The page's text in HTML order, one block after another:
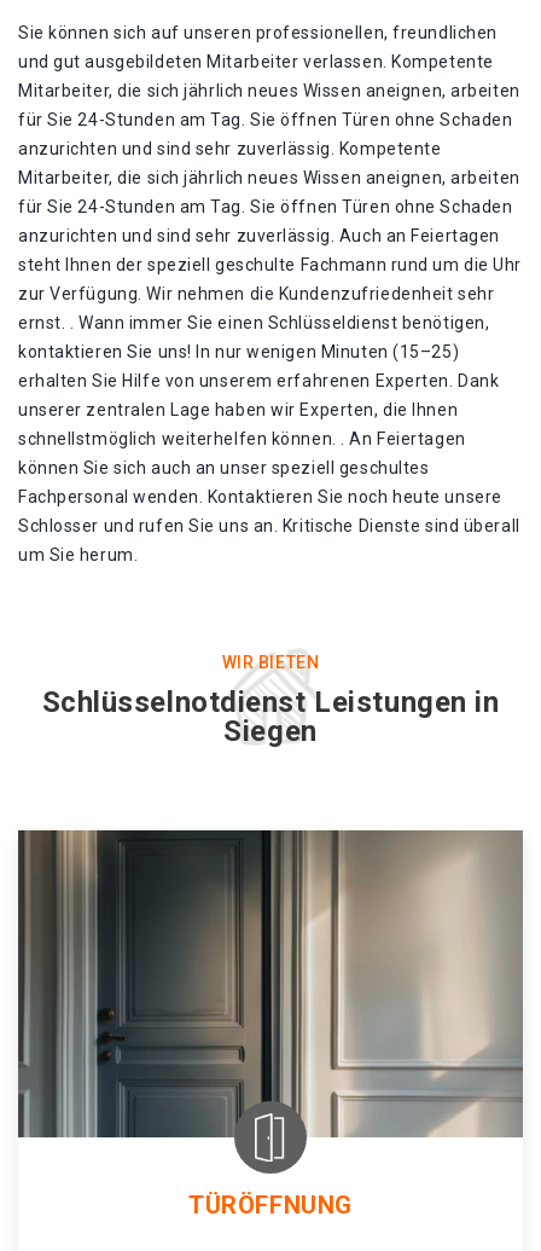
Sie können sich auf unseren professionellen, freundlichen
und gut ausgebildeten Mitarbeiter verlassen. Kompetente
Mitarbeiter, die sich jährlich neues Wissen aneignen, arbeiten
für Sie 24-Stunden am Tag. Sie öffnen Türen ohne Schaden
anzurichten und sind sehr zuverlässig. Kompetente
Mitarbeiter, die sich jährlich neues Wissen aneignen, arbeiten
für Sie 24-Stunden am Tag. Sie öffnen Türen ohne Schaden
anzurichten und sind sehr zuverlässig. Auch an Feiertagen
steht Ihnen der speziell geschulte Fachmann rund um die Uhr
zur Verfügung. Wir nehmen die Kundenzufriedenheit sehr
ernst. . Wann immer Sie einen Schlüsseldienst benötigen,
kontaktieren Sie uns! In nur wenigen Minuten (15–25)
erhalten Sie Hilfe von unserem erfahrenen Experten. Dank
unserer zentralen Lage haben wir Experten, die Ihnen
schnellstmöglich weiterhelfen können. . An Feiertagen
können Sie sich auch an unser speziell geschultes
Fachpersonal wenden. Kontaktieren Sie noch heute unsere
Schlosser und rufen Sie uns an. Kritische Dienste sind überall
um Sie herum.
WIR BIETEN
Schlüsselnotdienst Leistungen in
Siegen
TÜRÖFFNUNG